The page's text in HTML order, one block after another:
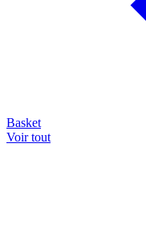
Basket
Voir tout